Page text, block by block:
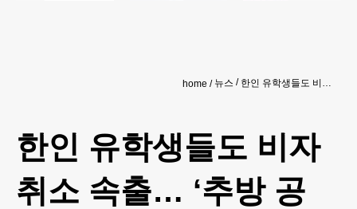
home 뉴스 한인 유학생들도 비자 취소 속출… ‘추방 공포’
한인 유학생들도 비자
취소 속출… ‘추방 공